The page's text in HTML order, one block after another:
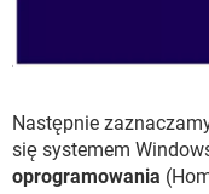
Następnie
się systemem
oprogramowania